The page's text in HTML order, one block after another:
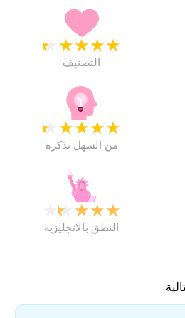
★
★
★
★
★
التصنيف
★
★
★
★
★
من السهل تذكره
★
★
★
★
النطق بالانجليزية